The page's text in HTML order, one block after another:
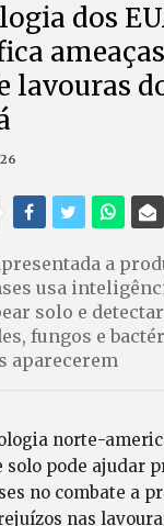
dos
lavouras
a
usa
solo e detectar
fungos e
aparecerem
norte-
solo pode ajudar
no combate a
nas